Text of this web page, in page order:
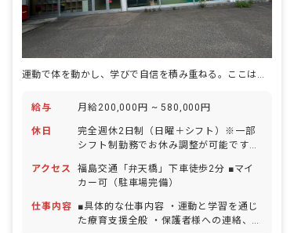
運動で体を動かし、学びで自信を積み重ねる。ここは、子どもが自立へ向かう一歩を一緒に歩む教室です。
給与 月給200,000円 ~ 580,000円
休日
完全週休2日制（日曜＋シフト）※一部
シフト制勤務でお休み調整が可能です！
暇（6日間） 有給休暇（法定通り付与）
産前産後・育児休暇 ※年間休日107日
（有休は別途付与）
アクセス
福島交通「弁天橋」下車徒歩2分 ■マイ
カー可（駐車場完備）
仕事内容
■具体的な仕事内容 ・運動と学習を通じ
た療育支援全般 ・保護者様への連絡、相